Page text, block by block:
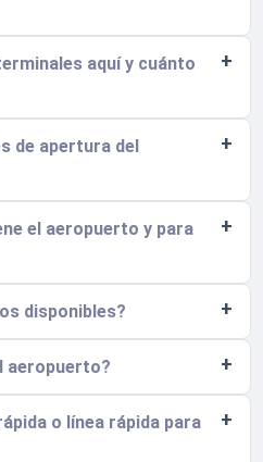
aquí y cuánto
de apertura del
el aeropuerto y para
disponibles?
aeropuerto?
o línea rápida para